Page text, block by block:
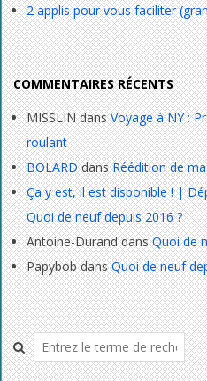
2 applis pour vous faciliter
COMMENTAIRES RÉCENTS
MISSLINdansVoyage à NY :
roulant
BOLARDdansRéédition de
Ça y est, il est disponible ! |
Quoi de neuf depuis 2016 ?
Antoine-DuranddansQuoi de
PapybobdansQuoi de neuf
Rechercher